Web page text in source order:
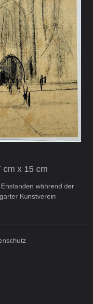
cm x 15 cm
während der
Kunstverein